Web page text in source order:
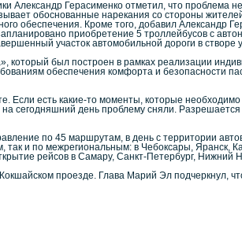
Александр Герасименко отметил, что проблема
обоснованные нарекания со стороны
обеспечения. Кроме того, добавил Александр
приобретение 5 троллейбусов с
участок автомобильной дороги в створе
который был построен в рамках реализации
обеспечения комфорта и безопасности
есть какие-то моменты, которые необходимо
сегодняшний день проблему сняли. Разрешается
по 45 маршрутам, в день с территории
и по межрегиональным: в Чебоксары, Яранск,
рейсов в Самару, Санкт-Петербург, Нижний
проезде. Глава Марий Эл подчеркнул,